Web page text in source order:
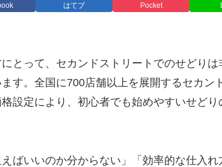
はてブ Pocket
とって、セカンドストリートでのせどり
す。全国に700店舗以上を展開するセカン
設定により、初心者でも始めやすいせど
ばいいのか分からない」「効率的な仕入